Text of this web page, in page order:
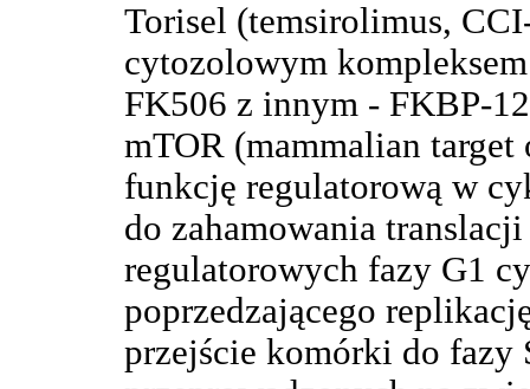
Torisel (temsirolimus,
cytozolowym
FK506 z innym - FKBP-
mTOR (mammalian target
funkcję regulatorową w
do zahamowania
regulatorowych fazy G1
poprzedzającego
przejście komórki do fazy